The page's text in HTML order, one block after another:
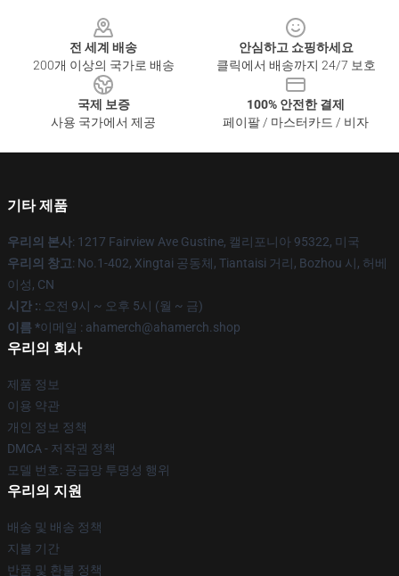
전 세계 배송
200개 이상의 국가로 배송
안심하고 쇼핑하세요
클릭에서 배송까지 24/7 보호
국제 보증
사용 국가에서 제공
100% 안전한 결제
페이팔 / 마스터카드 / 비자
기타 제품
우리의 본사: 1217 Fairview Ave Gustine, 캘리포니아 95322, 미국
우리의 창고: No.1-402, Xingtai 공동체, Tiantaisi 거리, Bozhou 시, 허베
이성, CN
시간 :: 오전 9시 ~ 오후 5시 (월 ~ 금)
이름 *이메일 : ahamerch@ahamerch.shop
우리의 회사
제품 정보
이용 약관
개인 정보 정책
DMCA - 저작권 정책
모델 번호: 공급망 투명성 행위
우리의 지원
배송 및 배송 정책
지불 기간
반품 및 환불 정책